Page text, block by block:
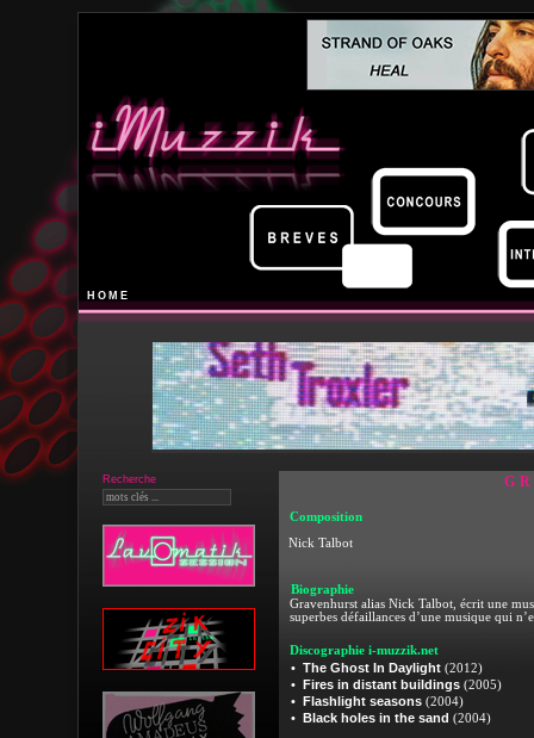
HOME
Recherche
Composition
Nick Talbot
Biographie
Gravenhurst alias Nick Talbot, écrit une
superbes défaillances d’une musique qui
Discographie i-muzzik.net
• The Ghost In Daylight(2012)
• Fires in distant buildings(2005)
• Flashlight seasons(2004)
• Black holes in the sand (2004)